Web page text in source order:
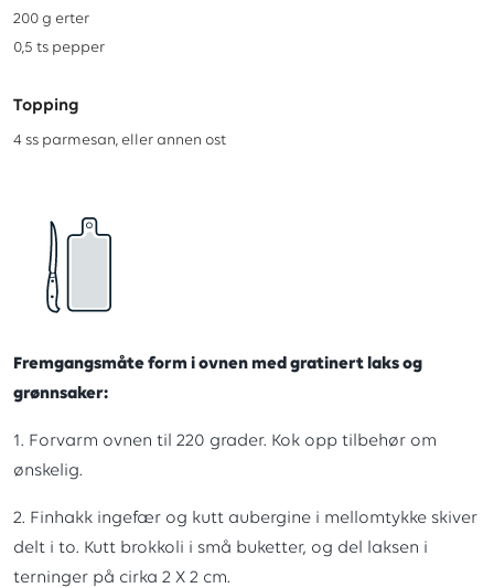
200 g erter
0,5 ts pepper
Topping
4 ss parmesan, eller annen ost
Fremgangsmåte form i ovnen med gratinert laks og
grønnsaker:
1. Forvarm ovnen til 220 grader. Kok opp tilbehør om
ønskelig.
2. Finhakk ingefær og kutt aubergine i mellomtykke skiver
delt i to. Kutt brokkoli i små buketter, og del laksen i
terninger på cirka 2 X 2 cm.